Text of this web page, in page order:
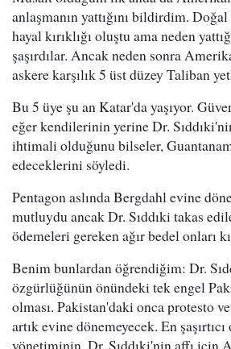
anlaşmanın yattığını bildirdim.
hayal kırıklığı oluştu ama neden
şaşırdılar. Ancak neden sonra
askere karşılık 5 üst düzey Taliban
Bu 5 üye şu an Katar'da yaşıyor.
eğer kendilerinin yerine Dr.
ihtimali olduğunu bilseler,
edeceklerini söyledi.
Pentagon aslında Bergdahl evine
mutluydu ancak Dr. Sıddıki takas
ödemeleri gereken ağır bedel onları
Benim bunlardan öğrendiğim: Dr.
özgürlüğünün önündeki tek engel
olması. Pakistan'daki onca protesto
artık evine dönemeyecek. En
yönetiminin, Dr. Sıddıki'nin affı için